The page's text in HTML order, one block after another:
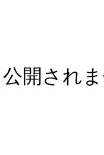
開され